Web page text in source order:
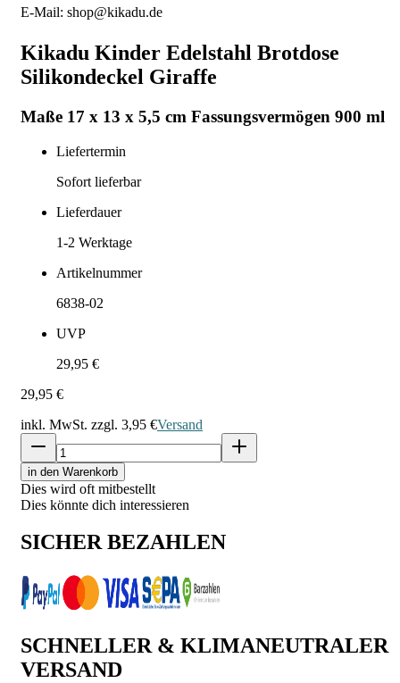
E-Mail: shop@kikadu.de
Kikadu Kinder Edelstahl Brotdose
Silikondeckel Giraffe
Maße 17 x 13 x 5,5 cm Fassungsvermögen 900 ml
Liefertermin
Sofort lieferbar
Lieferdauer
1-2 Werktage
Artikelnummer
6838-02
UVP
29,95 €
29,95 €
inkl. MwSt. zzgl. 3,95 €Versand
in den Warenkorb
Dies wird oft mitbestellt
Dies könnte dich interessieren
SICHER BEZAHLEN
SCHNELLER & KLIMANEUTRALER
VERSAND